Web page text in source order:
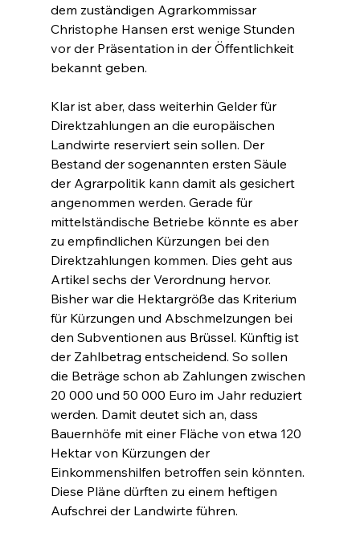
dem zuständigen Agrarkommissar
Christophe Hansen erst wenige Stunden
vor der Präsentation in der Öffentlichkeit
bekannt geben.
Klar ist aber, dass weiterhin Gelder für
Direktzahlungen an die europäischen
Landwirte reserviert sein sollen. Der
Bestand der sogenannten ersten Säule
der Agrarpolitik kann damit als gesichert
angenommen werden. Gerade für
mittelständische Betriebe könnte es aber
zu empfindlichen Kürzungen bei den
Direktzahlungen kommen. Dies geht aus
Artikel sechs der Verordnung hervor.
Bisher war die Hektargröße das Kriterium
für Kürzungen und Abschmelzungen bei
den Subventionen aus Brüssel. Künftig ist
der Zahlbetrag entscheidend. So sollen
die Beträge schon ab Zahlungen zwischen
20 000 und 50 000 Euro im Jahr reduziert
werden. Damit deutet sich an, dass
Bauernhöfe mit einer Fläche von etwa 120
Hektar von Kürzungen der
Einkommenshilfen betroffen sein könnten.
Diese Pläne dürften zu einem heftigen
Aufschrei der Landwirte führen.